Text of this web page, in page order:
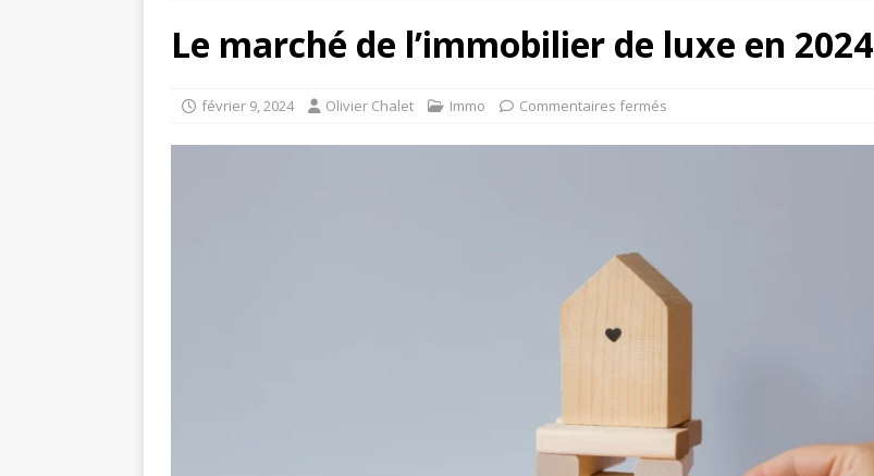
Le marché de l’immobilier de luxe en 2024
février 9, 2024 Olivier Chalet Immo Commentaires fermés